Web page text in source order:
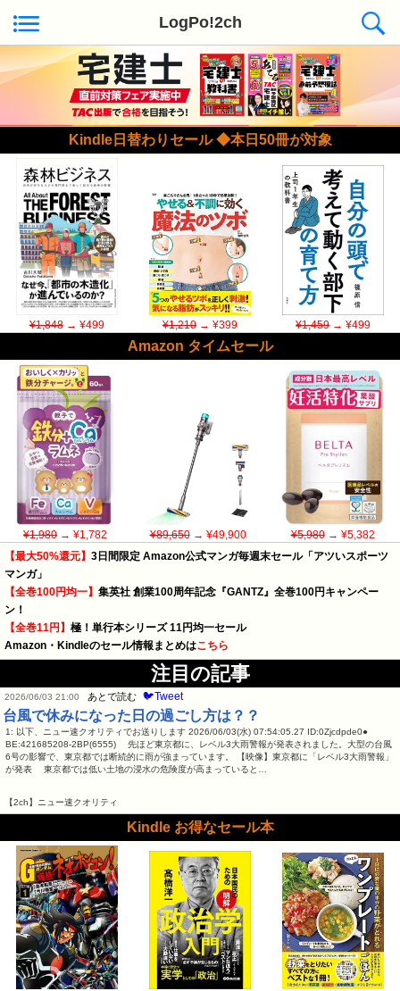
LogPo!2ch
Kindle日替わりセール ◆本日50冊が対象
¥1,848→ ¥499 ¥1,210→ ¥399 ¥1,459→ ¥499
Amazon タイムセール
¥1,980 → ¥1,782 ¥89,650→ ¥49,900 ¥5,980→ ¥5,382
【最大50%還元】 3日間限定 Amazon公式マンガ毎週末セール「アツいスポーツ
マンガ」
【全巻100円均一】 集英社 創業100周年記念『GANTZ』全巻100円キャンペー
ン！
【全巻11円】 極！単行本シリーズ 11円均一セール
Amazon・Kindleのセール情報まとめはこちら
注目の記事
2026/06/03 21:00 あとで読む 🐦Tweet
台風で休みになった日の過ごし方は？？
1: 以下、ニュー速クオリティでお送りします 2026/06/03(水) 07:54:05.27 ID:0Zjcdpde0●
BE:421685208-2BP(6555) 先ほど東京都に、レベル3大雨警報が発表されました。大型の台風
6号の影響で、東京都では断続的に雨が強まっています。 【映像】東京都に「レベル3大雨警報」
が発表 東京都では低い土地の浸水の危険度が高まっていると…
【2ch】ニュー速クオリティ
Kindle お得なセール本